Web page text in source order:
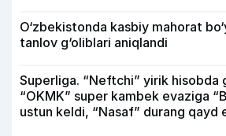
O‘zbekistonda kasbiy mahorat
tanlov g‘oliblari aniqlandi
Superliga. “Neftchi” yirik hisobda
“OKMK” super kambek evaziga
ustun keldi, “Nasaf” durang qayd